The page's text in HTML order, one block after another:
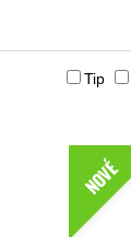
Tip
NOVÉ